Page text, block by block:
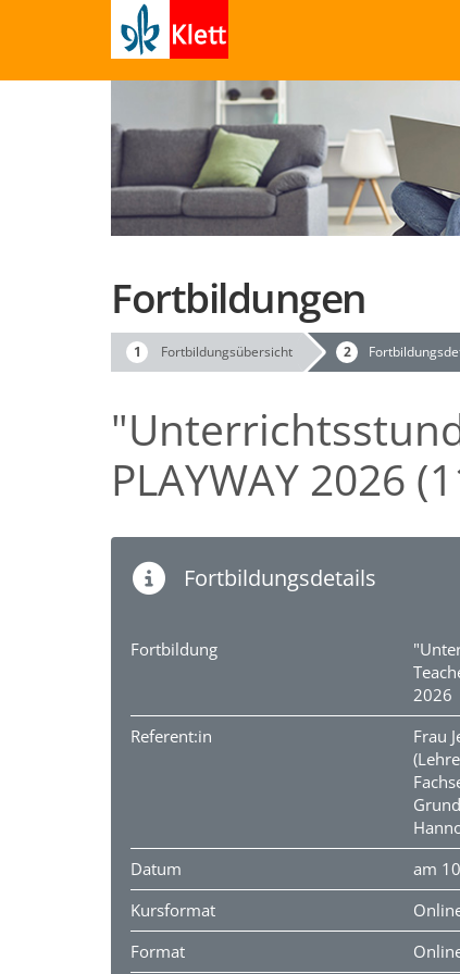
Fortbildungen
Fortbildungsübersicht
PLAYWAY 2026
Fortbildungsdetails
Fortbildung
2026
Referent:in
Frau
Datum
am
Kursformat
Format